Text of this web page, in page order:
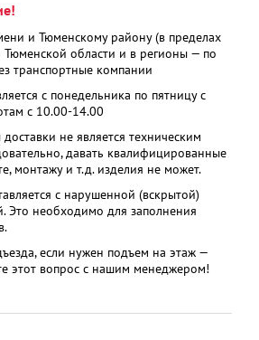
и Тюменскому району (в пределах
Тюменской области и в регионы — по
транспортные компании
с понедельника по пятницу с
с 10.00-14.00
не является техническим
давать квалифицированные
монтажу и т.д. изделия не может.
с нарушенной (вскрытой)
Это необходимо для заполнения
если нужен подъем на этаж —
этот вопрос с нашим менеджером!